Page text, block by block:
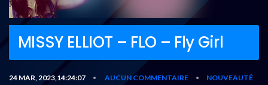
MISSY ELLIOT – FLO – Fly Girl
24 MAR, 2023,14:24:07 • AUCUN COMMENTAIRE •
NOUVEAUTÉ